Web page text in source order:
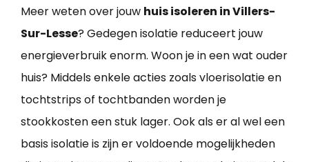
Meer weten over jouw huis isoleren in Villers-
Sur-Lesse? Gedegen isolatie reduceert jouw
energieverbruik enorm. Woon je in een wat ouder
huis? Middels enkele acties zoals vloerisolatie en
tochtstrips of tochtbanden worden je
stookkosten een stuk lager. Ook als er al wel een
basis isolatie is zijn er voldoende mogelijkheden